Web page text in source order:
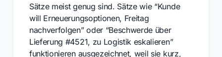
Sätze meist genug sind. Sätze wie “Kunde
will Erneuerungsoptionen, Freitag
nachverfolgen” oder “Beschwerde über
Lieferung #4521, zu Logistik eskalieren”
funktionieren ausgezeichnet, weil sie kurz,